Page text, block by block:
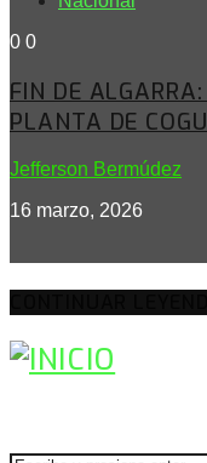
0 0
FIN DE
PLANTA DE
Jefferson Bermúdez
16 marzo, 2026